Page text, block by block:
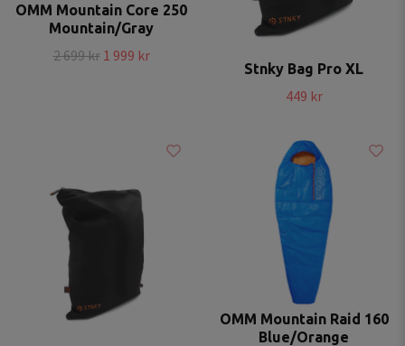
OMM Mountain Core 250
Mountain/Gray
2 699 kr 1 999 kr
Stnky Bag Pro XL
449 kr
OMM Mountain Raid 160
Blue/Orange